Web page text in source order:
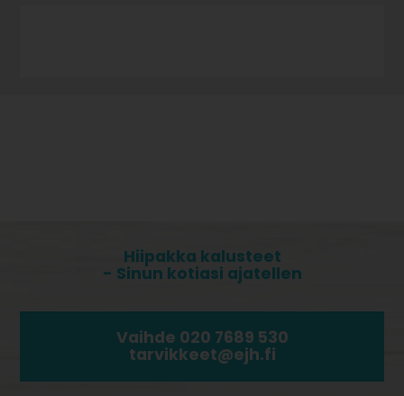
Hiipakka kalusteet
- Sinun kotiasi ajatellen
Vaihde 020 7689 530
tarvikkeet@ejh.fi